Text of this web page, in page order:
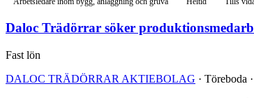
Daloc Trädörrar söker
Fast lön
DALOC TRÄDÖRRAR AKTIEBOLAG · Töreboda